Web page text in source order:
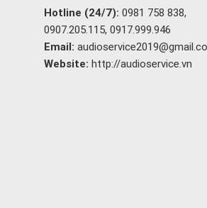
Hotline (24/7): 0981 758 838,
0907.205.115, 0917.999.946
Email:
Website: http://audioservice.vn